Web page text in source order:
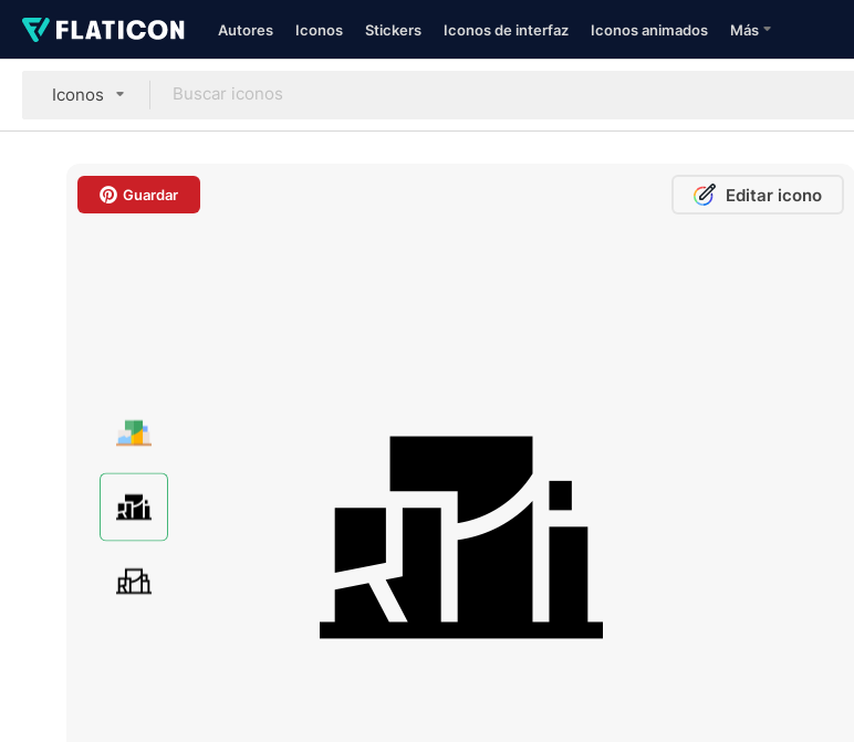
Autores Iconos Stickers Iconos de interfaz Iconos animados Más
Iconos
Guardar Editar icono